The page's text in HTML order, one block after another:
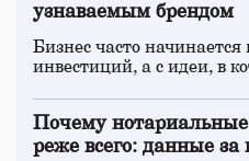
узнаваемым брендом
Бизнес часто
инвестиций, а с идеи, в
Почему
реже всего: данные за